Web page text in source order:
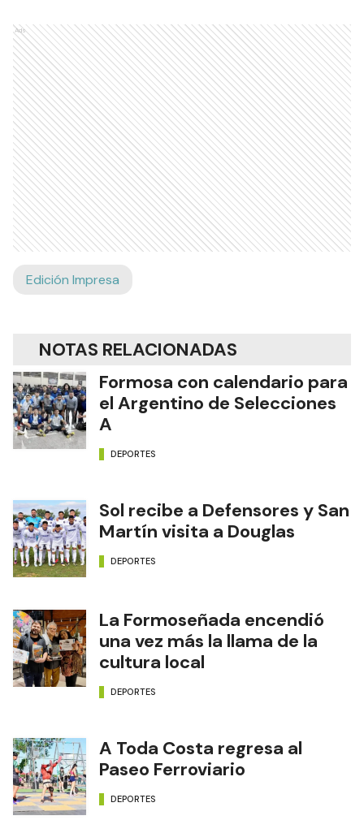
Ads
Edición Impresa
NOTAS RELACIONADAS
Formosa con calendario para
el Argentino de Selecciones
A
DEPORTES
Sol recibe a Defensores y San
Martín visita a Douglas
DEPORTES
La Formoseñada encendió
una vez más la llama de la
cultura local
DEPORTES
A Toda Costa regresa al
Paseo Ferroviario
DEPORTES